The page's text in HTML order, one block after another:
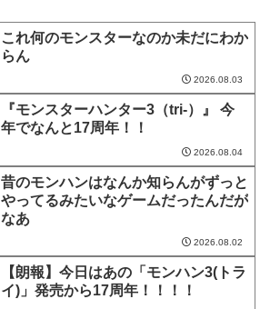
これ何のモンスターなのか未だにわか
らん
2026.08.03
『モンスターハンター3（tri-）』 今
年でなんと17周年！！
2026.08.04
昔のモンハンはなんか知らんがずっと
やってるみたいなゲームだったんだが
なあ
2026.08.02
【朗報】今日はあの「モンハン3(トラ
イ)」発売から17周年！！！！